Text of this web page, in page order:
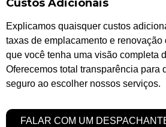
Custos Adicionais
Explicamos quaisquer custos
taxas de emplacamento e renovação
que você tenha uma visão completa
Oferecemos total transparência para
seguro ao escolher nossos serviços.
FALAR COM UM